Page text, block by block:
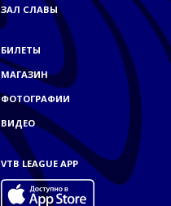
ЗАЛ СЛАВЫ
БИЛЕТЫ
МАГАЗИН
ФОТОГРАФИИ
ВИДЕО
VTB LEAGUE APP